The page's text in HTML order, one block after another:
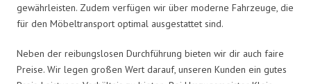
gewährleisten. Zudem verfügen wir über moderne Fahrzeuge, die
für den Möbeltransport optimal ausgestattet sind.
Neben der reibungslosen Durchführung bieten wir dir auch faire
Preise. Wir legen großen Wert darauf, unseren Kunden ein gutes